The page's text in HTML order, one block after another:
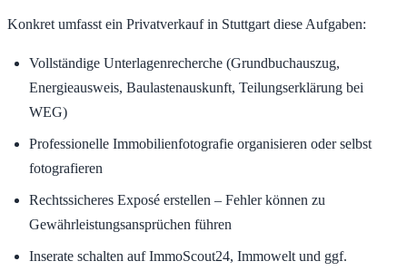
Konkret umfasst ein Privatverkauf in Stuttgart diese Aufgaben:
Vollständige Unterlagenrecherche (Grundbuchauszug,
Energieausweis, Baulastenauskunft, Teilungserklärung bei
WEG)
Professionelle Immobilienfotografie organisieren oder selbst
fotografieren
Rechtssicheres Exposé erstellen – Fehler können zu
Gewährleistungsansprüchen führen
Inserate schalten auf ImmoScout24, Immowelt und ggf.